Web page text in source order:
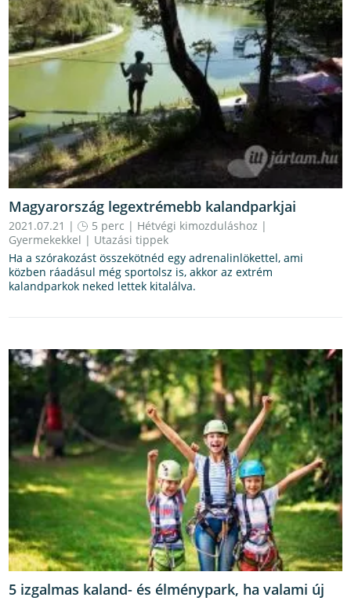
Magyarország legextrémebb kalandparkjai
2021.07.21 | 5 perc | Hétvégi kimozduláshoz |
Gyermekekkel | Utazási tippek
Ha a szórakozást összekötnéd egy adrenalinlökettel, ami
közben ráadásul még sportolsz is, akkor az extrém
kalandparkok neked lettek kitalálva.
5 izgalmas kaland- és élménypark, ha valami új